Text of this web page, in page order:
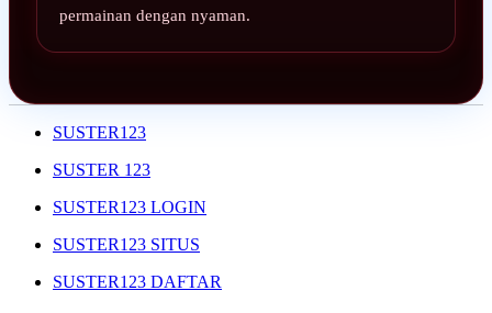
permainan dengan nyaman.
SUSTER123
SUSTER 123
SUSTER123 LOGIN
SUSTER123 SITUS
SUSTER123 DAFTAR